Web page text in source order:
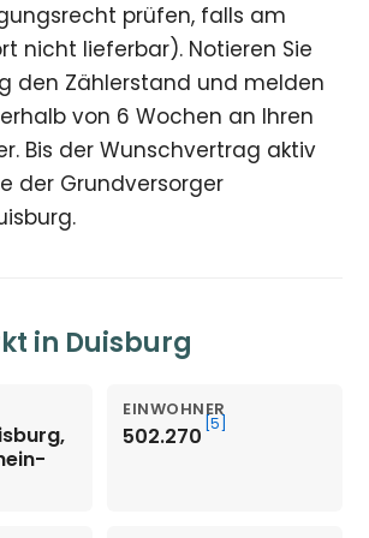
prüfen, falls am
nicht lieferbar). Notieren Sie
den Zählerstand und melden
von 6 Wochen an Ihren
Bis der Wunschvertrag aktiv
der Grundversorger
in Duisburg
EINWOHNER
502.270 [5]